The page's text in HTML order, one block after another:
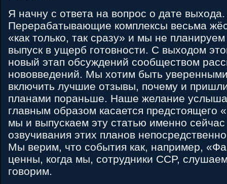
Я начну с ответа на вопрос о дате выхода.
Перерабатывающие комплексы весьма
«как только, так сразу» и мы не
выпуск в ущерб готовности. С выходом
новый этап обсуждений сообществом
нововведений. Мы хотим быть
включить лучшие отзывы, почему и
планами пораньше. Наше желание
главным образом касается предстоящего
мы и выпускаем эту статью именно
озвучивания этих планов
Мы верим, что события как, например,
ценны, когда мы, сотрудники CCP,
говорим.